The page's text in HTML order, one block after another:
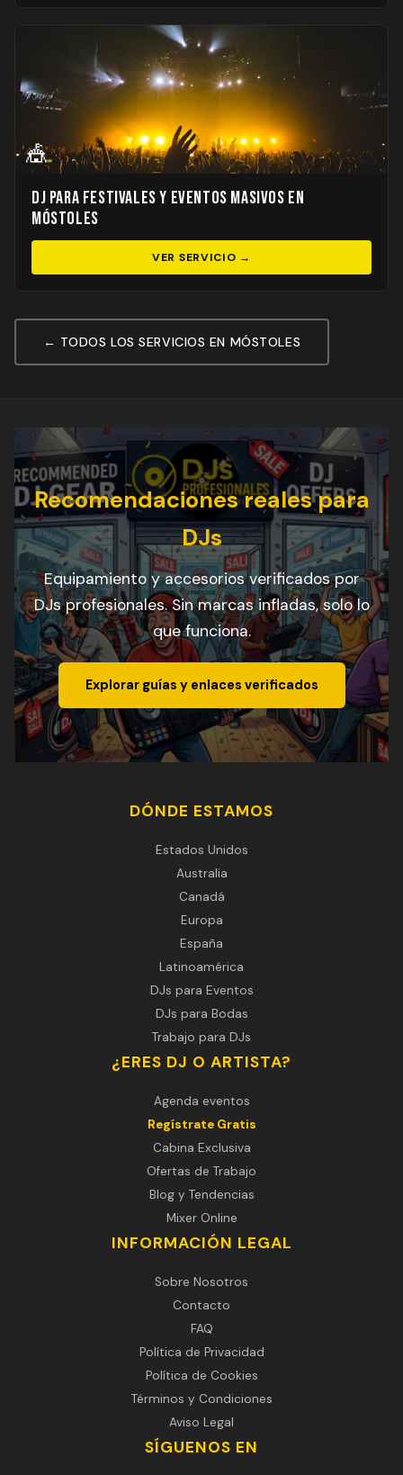
🎪
DJ para Festivales y Eventos Masivos en
Móstoles
VER SERVICIO →
← TODOS LOS SERVICIOS EN MÓSTOLES
Recomendaciones reales para
DJs
Equipamiento y accesorios verificados por
DJs profesionales. Sin marcas infladas, solo lo
que funciona.
Explorar guías y enlaces verificados
DÓNDE ESTAMOS
Estados Unidos
Australia
Canadá
Europa
España
Latinoamérica
DJs para Eventos
DJs para Bodas
Trabajo para DJs
¿ERES DJ O ARTISTA?
Agenda eventos
Regístrate Gratis
Cabina Exclusiva
Ofertas de Trabajo
Blog y Tendencias
Mixer Online
INFORMACIÓN LEGAL
Sobre Nosotros
Contacto
FAQ
Política de Privacidad
Política de Cookies
Términos y Condiciones
Aviso Legal
SÍGUENOS EN